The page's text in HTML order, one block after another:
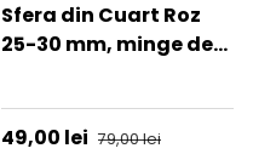
Sfera din Cuart Roz
25-30 mm, minge de
suport de lemn -
Pentru decor,
Preț de vânzare
49,00 lei Preț obișnuit
79,00 lei